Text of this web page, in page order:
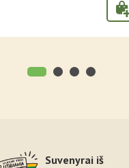
Suvenyrai iš